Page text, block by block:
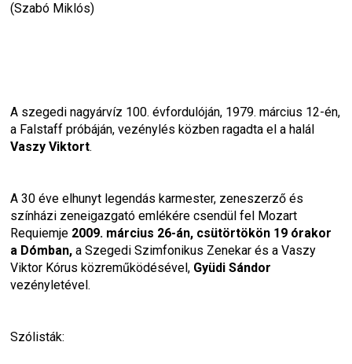
(Szabó Miklós)
A szegedi nagyárvíz 100. évfordulóján, 1979. március 12-én,
Vaszy Viktort.
A 30 éve elhunyt legendás karmester, zeneszerző és
színházi zeneigazgató emlékére csendül fel Mozart
Requiemje 2009. március 26-án, csütörtökön 19 órakor
a Dómban, a Szegedi Szimfonikus Zenekar és a Vaszy
Viktor Kórus közreműködésével,
vezényletével.
Szólisták: